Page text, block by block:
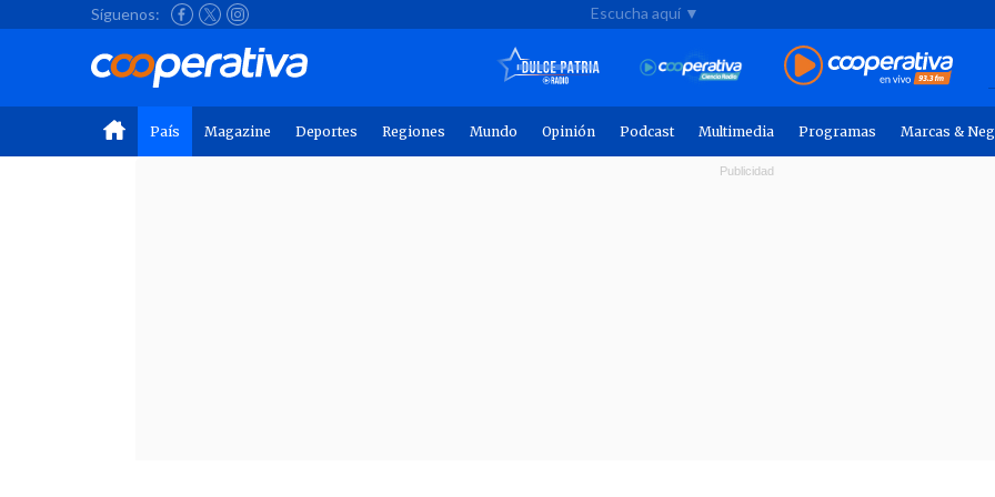
Síguenos: Escucha aquí ▼
País Magazine Deportes Regiones Mundo Opinión Podcast Multimedia Programas Marcas &